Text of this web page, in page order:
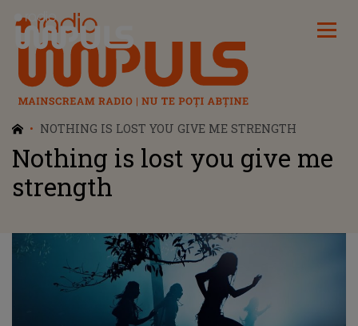
Radio Impuls
NOTHING IS LOST YOU GIVE ME STRENGTH
Nothing is lost you give me
strength